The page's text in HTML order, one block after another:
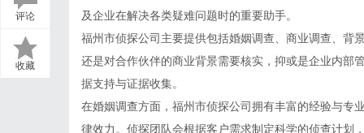
评论
收藏
及企业在解决各类疑难问题时的重要助手。
福州市侦探公司主要提供包括婚姻调查、商业调查、背
还是对合作伙伴的商业背景需要核实，抑或是企业内部
据支持与证据收集。
在婚姻调查方面，福州市侦探公司拥有丰富的经验与专
律效力。侦探团队会根据客户需求制定科学的侦查计划